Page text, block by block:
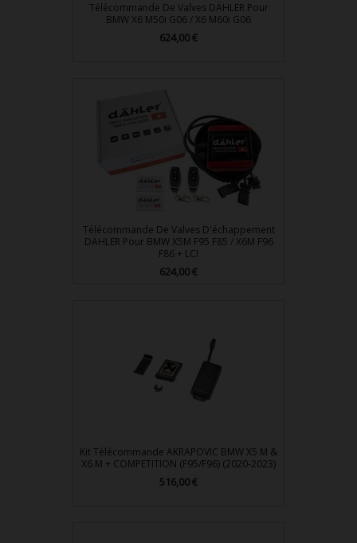
Télécommande De Valves DÄHLER Pour
BMW X6 M50i G06 / X6 M60i G06
Prix
624,00 €
Télécommande De Valves D'échappement
DÄHLER Pour BMW X5M F95 F85 / X6M F96
F86 + LCI
Prix
624,00 €
Kit Télécommande AKRAPOVIC BMW X5 M &
X6 M + COMPETITION (F95/F96) (2020-2023)
Prix
516,00 €